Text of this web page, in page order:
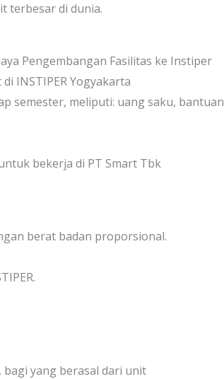
terbesar di dunia.
Pengembangan Fasilitas ke Instiper
INSTIPER Yogyakarta
semester, meliputi: uang saku, bantuan
bekerja di PT Smart Tbk
berat badan proporsional.
bagi yang berasal dari unit